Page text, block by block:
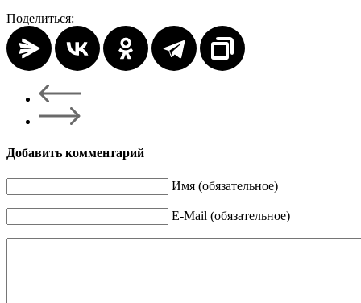
Поделиться:
Добавить комментарий
Имя (обязательное)
E-Mail (обязательное)